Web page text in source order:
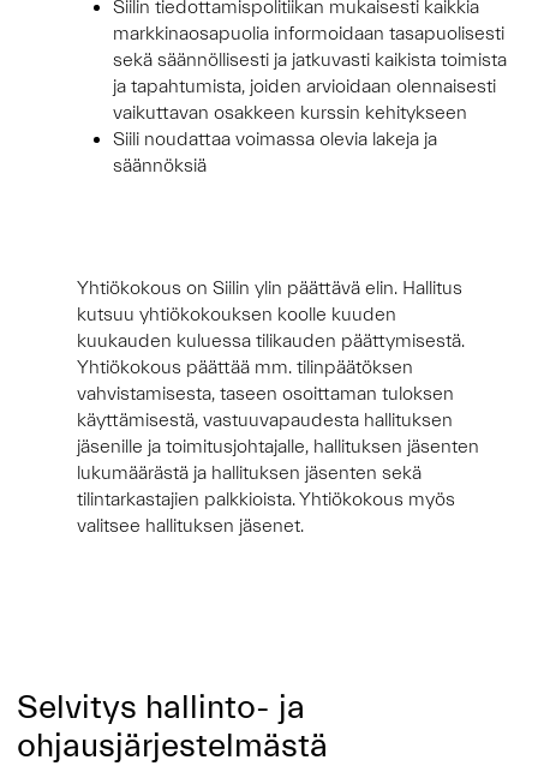
Siilin tiedottamispolitiikan mukaisesti kaikkia
markkinaosapuolia informoidaan tasapuolisesti
sekä säännöllisesti ja jatkuvasti kaikista toimista
ja tapahtumista, joiden arvioidaan olennaisesti
vaikuttavan osakkeen kurssin kehitykseen
Siili noudattaa voimassa olevia lakeja ja
säännöksiä
Yhtiökokous on Siilin ylin päättävä elin. Hallitus
kutsuu yhtiökokouksen koolle kuuden
kuukauden kuluessa tilikauden päättymisestä.
Yhtiökokous päättää mm. tilinpäätöksen
vahvistamisesta, taseen osoittaman tuloksen
käyttämisestä, vastuuvapaudesta hallituksen
jäsenille ja toimitusjohtajalle, hallituksen jäsenten
lukumäärästä ja hallituksen jäsenten sekä
tilintarkastajien palkkioista. Yhtiökokous myös
valitsee hallituksen jäsenet.
Selvitys hallinto- ja
ohjausjärjestelmästä